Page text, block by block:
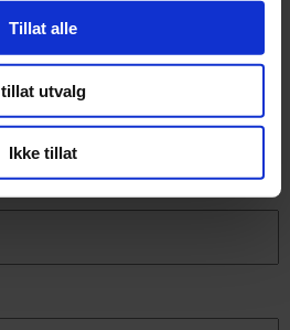
Tillat alle
tillat utvalg
Ikke tillat